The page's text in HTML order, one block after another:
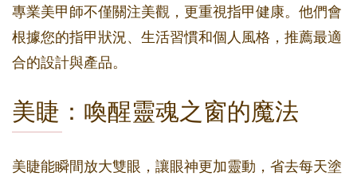
專業美甲師不僅關注美觀，更重視指甲健康。他們會
根據您的指甲狀況、生活習慣和個人風格，推薦最適
合的設計與產品。
美睫：喚醒靈魂之窗的魔法
美睫能瞬間放大雙眼，讓眼神更加靈動，省去每天塗